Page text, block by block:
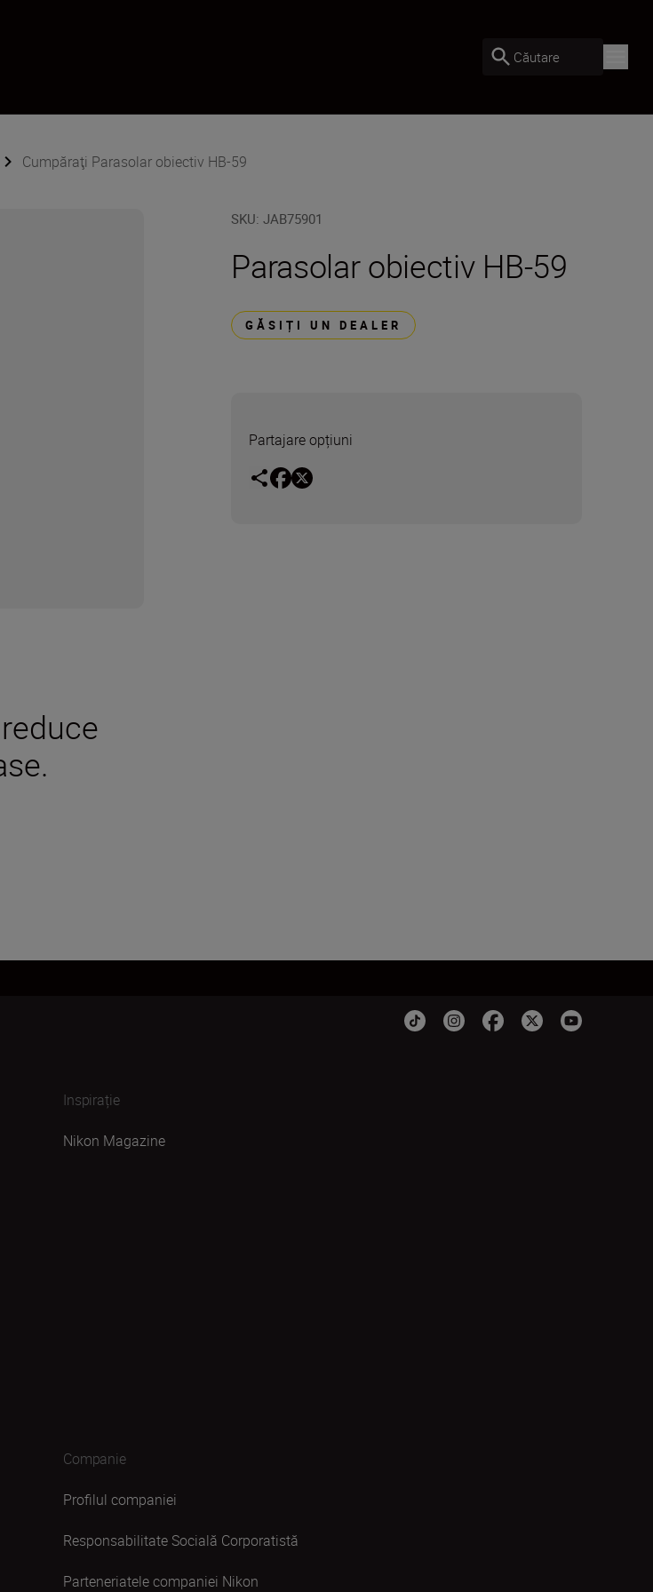
Căutare
Cumpăraţi Parasolar obiectiv HB-59
SKU:JAB75901
Parasolar obiectiv HB-59
GĂSIȚI UN DEALER
Partajare opțiuni
Inspirație
Nikon Magazine
Companie
Profilul companiei
Responsabilitate Socială Corporatistă
Parteneriatele companiei Nikon